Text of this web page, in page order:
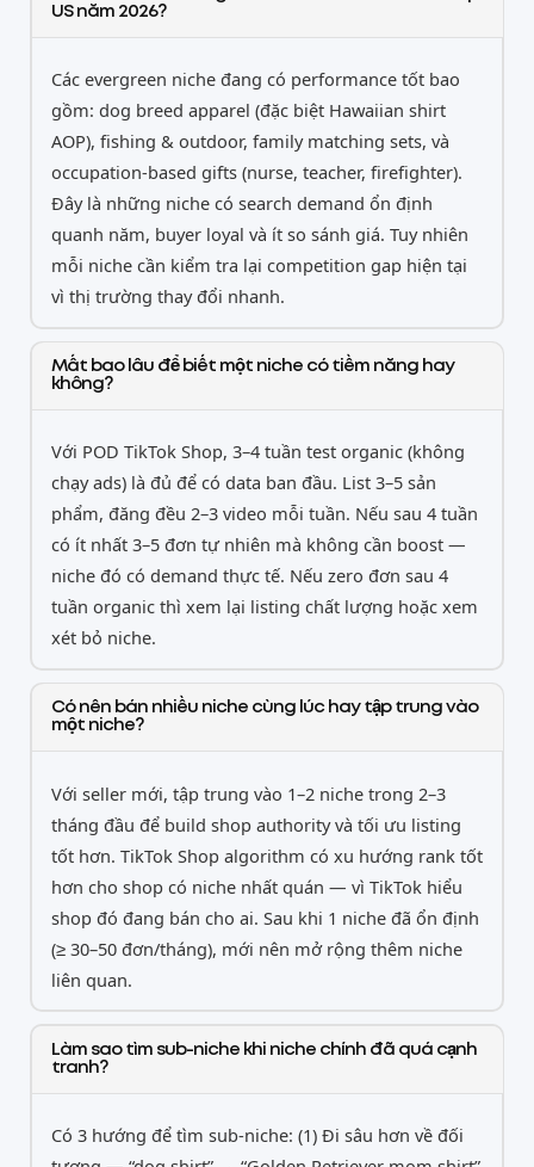
US năm 2026?
Các evergreen niche đang có performance tốt bao
gồm: dog breed apparel (đặc biệt Hawaiian shirt
AOP), fishing & outdoor, family matching sets, và
occupation-based gifts (nurse, teacher, firefighter).
Đây là những niche có search demand ổn định
quanh năm, buyer loyal và ít so sánh giá. Tuy nhiên
mỗi niche cần kiểm tra lại competition gap hiện tại
vì thị trường thay đổi nhanh.
Mất bao lâu để biết một niche có tiềm năng hay
không?
Với POD TikTok Shop, 3–4 tuần test organic (không
chạy ads) là đủ để có data ban đầu. List 3–5 sản
phẩm, đăng đều 2–3 video mỗi tuần. Nếu sau 4 tuần
có ít nhất 3–5 đơn tự nhiên mà không cần boost —
niche đó có demand thực tế. Nếu zero đơn sau 4
tuần organic thì xem lại listing chất lượng hoặc xem
xét bỏ niche.
Có nên bán nhiều niche cùng lúc hay tập trung vào
một niche?
Với seller mới, tập trung vào 1–2 niche trong 2–3
tháng đầu để build shop authority và tối ưu listing
tốt hơn. TikTok Shop algorithm có xu hướng rank tốt
hơn cho shop có niche nhất quán — vì TikTok hiểu
shop đó đang bán cho ai. Sau khi 1 niche đã ổn định
(≥ 30–50 đơn/tháng), mới nên mở rộng thêm niche
liên quan.
Làm sao tìm sub-niche khi niche chính đã quá cạnh
tranh?
Có 3 hướng để tìm sub-niche: (1) Đi sâu hơn về đối